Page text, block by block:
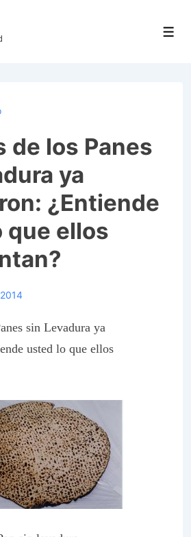
de los Panes
ya
¿Entiende
que ellos
sin Levadura ya
usted lo que ellos